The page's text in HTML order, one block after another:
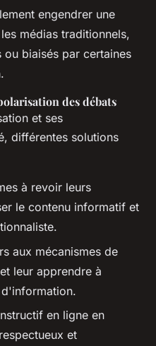
engendrer une
médias traditionnels,
biaisés par certaines
des débats
et ses
différentes solutions
à revoir leurs
le contenu informatif et
aux mécanismes de
leur apprendre à
en ligne en
et